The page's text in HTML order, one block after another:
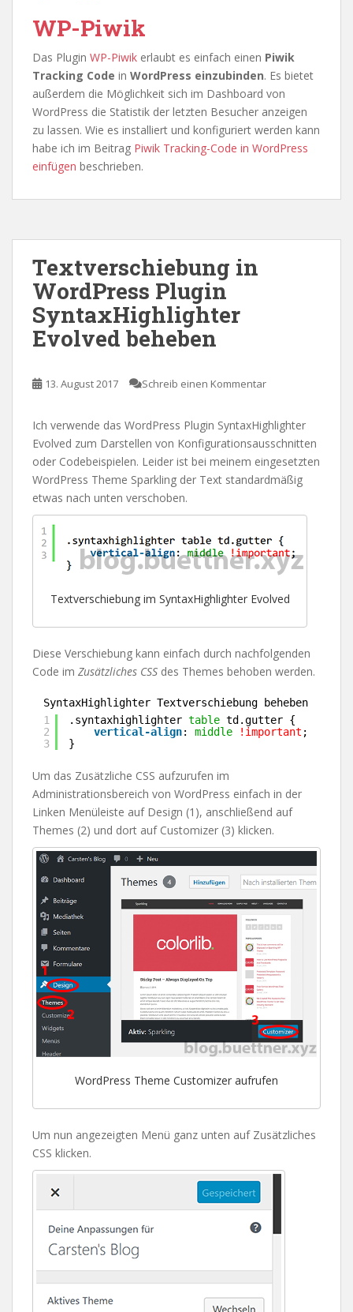
WP-Piwik
Das Plugin WP-Piwik erlaubt es einfach einen Piwik
Tracking Code in WordPress einzubinden. Es bietet
außerdem die Möglichkeit sich im Dashboard von
WordPress die Statistik der letzten Besucher anzeigen
zu lassen. Wie es installiert und konfiguriert werden kann
habe ich im Beitrag Piwik Tracking-Code in WordPress
einfügen beschrieben.
Textverschiebung in
WordPress Plugin
SyntaxHighlighter
Evolved beheben
13. August 2017 Schreib einen Kommentar
Ich verwende das WordPress Plugin SyntaxHighlighter
Evolved zum Darstellen von Konfigurationsausschnitten
oder Codebeispielen. Leider ist bei meinem eingesetzten
WordPress Theme Sparkling der Text standardmäßig
etwas nach unten verschoben.
Textverschiebung im SyntaxHighlighter Evolved
Diese Verschiebung kann einfach durch nachfolgenden
Code im Zusätzliches CSS des Themes behoben werden.
SyntaxHighlighter Textverschiebung beheben
1
2
3
.syntaxhighlighter table td.gutter {
vertical-align: middle !important ;
}
Um das Zusätzliche CSS aufzurufen im
Administrationsbereich von WordPress einfach in der
Linken Menüleiste auf Design (1), anschließend auf
Themes (2) und dort auf Customizer (3) klicken.
WordPress Theme Customizer aufrufen
Um nun angezeigten Menü ganz unten auf Zusätzliches
CSS klicken.